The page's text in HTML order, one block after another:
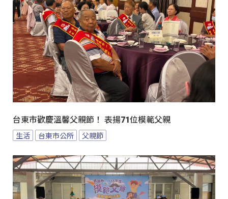
台東市歡慶溫馨父親節！ 表揚71位模範父親
生活 台東市公所 父親節